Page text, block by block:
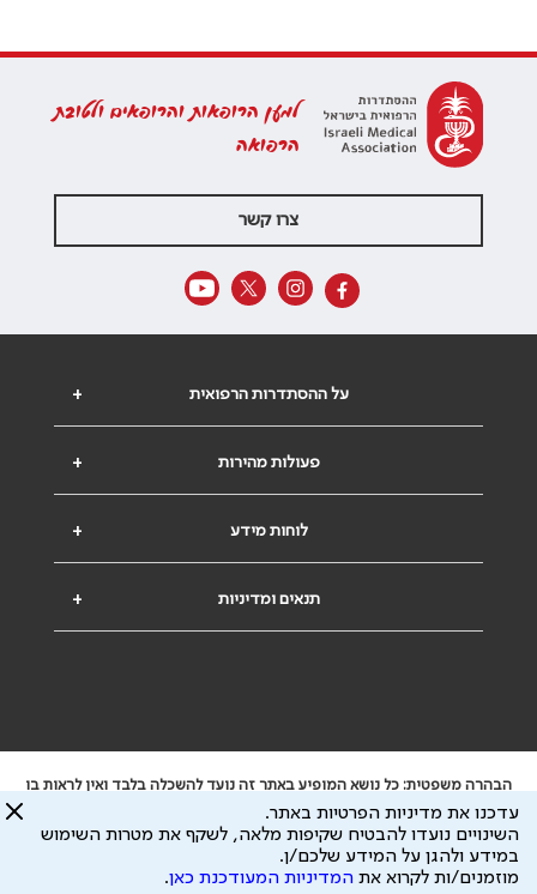
למען הרופאות והרופאים ולטובת
הרפואה
צרו קשר
+ על ההסתדרות הרפואית
+ פעולות מהירות
+ לוחות מידע
+ תנאים ומדיניות
הבהרה משפטית: כל נושא המופיע באתר זה נועד להשכלה בלבד ואין לראות בו
ייעוץ רפואי או משפטי. אין הר"י אחראית לתוכן המתפרסם באתר זה ולכל נזק
שעלול להיגרם.
ידוע לי שהר"י אוספת ושומרת מידע אישי לצורך מתן השרות וכי חלק ממנו עשוי
להיות מועבר לצדדים שלישיים, הכל בכפוף למדיניות הפרטיות
עדכנו את מדיניות הפרטיות באתר.
השינויים נועדו להבטיח שקיפות מלאה, לשקף את מטרות השימוש
במידע ולהגן על המידע שלכם/ן.
מוזמנים/ות לקרוא את המדיניות המעודכנת כאן.